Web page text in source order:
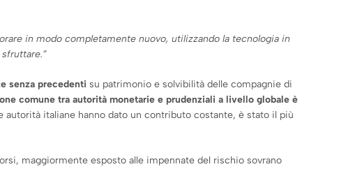
in modo completamente nuovo, utilizzando la tecnologia in
senza precedenti su patrimonio e solvibilità delle compagnie di
comune tra autorità monetarie e prudenziali a livello globale è
autorità italiane hanno dato un contributo costante, è stato il più
maggiormente esposto alle impennate del rischio sovrano